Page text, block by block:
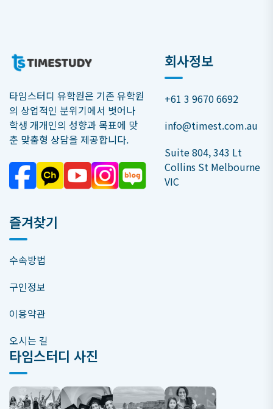
타임스터디 유학원은 기존 유학원
의 상업적인 분위기에서 벗어나
학생 개개인의 성향과 목표에 맞
춘 맞춤형 상담을 제공합니다.
회사정보
+61 3 9670 6692
info@timest.com.au
Suite 804, 343 Lt
Collins St Melbourne
VIC
즐겨찾기
수속방법
구인정보
이용약관
오시는 길
타임스터디 사진